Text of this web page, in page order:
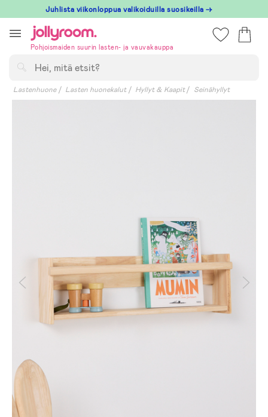
till
innehållet
Juhlista viikonloppua valikoiduilla suosikeilla →
Pohjoismaiden suurin lasten- ja vauvakauppa
Lastenhuone Lasten huonekalut Hyllyt & Kaapit Seinähyllyt